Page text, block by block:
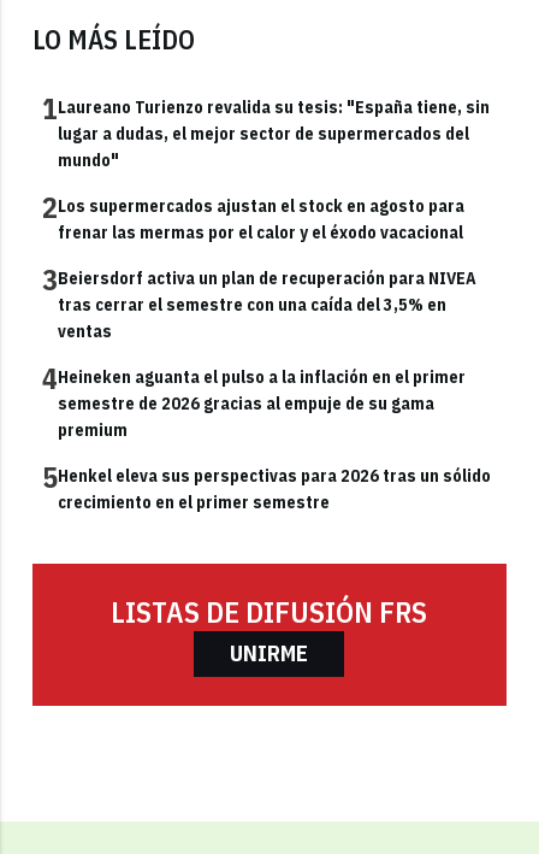
LO MÁS LEÍDO
1Laureano Turienzo revalida su tesis: "España tiene, sin
lugar a dudas, el mejor sector de supermercados del
mundo"
2Los supermercados ajustan el stock en agosto para
frenar las mermas por el calor y el éxodo vacacional
3Beiersdorf activa un plan de recuperación para NIVEA
tras cerrar el semestre con una caída del 3,5% en
ventas
4Heineken aguanta el pulso a la inflación en el primer
semestre de 2026 gracias al empuje de su gama
premium
5Henkel eleva sus perspectivas para 2026 tras un sólido
crecimiento en el primer semestre
LISTAS DE DIFUSIÓN FRS
UNIRME